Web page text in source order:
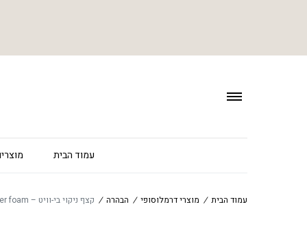
עמוד הבית
עמוד הבית / מוצרי דרמלוסופי / הבהרה / קצף ניקוי בי-וויט – B-white cleanser foam